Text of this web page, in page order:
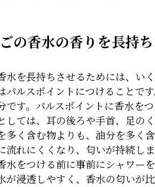
の香水の香りを長持
水を長持ちさせるためには、い
パルスポイントにつけることで
です。パルスポイントに香水を
しては、耳の後ろや手首、足の
多く含む物よりも、油分を多く
流れにくくなり、匂いが持続しま
水をつける前に事前にシャワー
が浸透しやすく、香水の匂いが